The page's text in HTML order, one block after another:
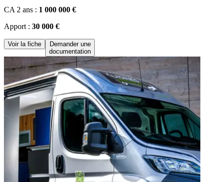
CA 2 ans : 1 000 000 €
Apport : 30 000 €
Voir la fiche
Demander une
documentation